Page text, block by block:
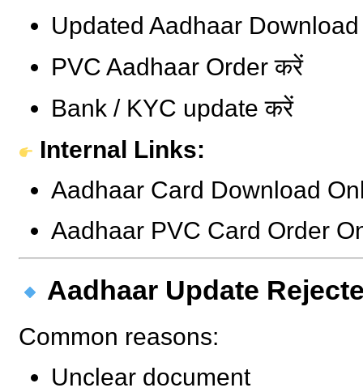
Updated Aadhaar
PVC Aadhaar Order करें
Bank / KYC update करें
Internal Links:
Aadhaar Card Download
Aadhaar PVC Card Order
Aadhaar Update
Common reasons:
Unclear document